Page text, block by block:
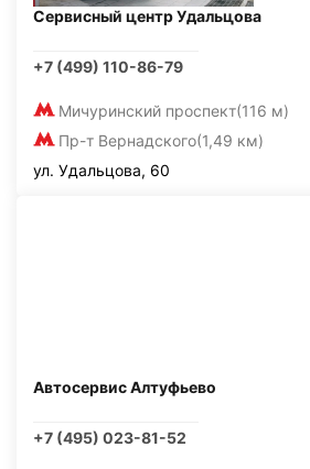
Сервисный центр Удальцова
+7 (499) 110-86-79
Мичуринский проспект(116 м)
Пр-т Вернадского(1,49 км)
ул. Удальцова, 60
Автосервис Алтуфьево
+7 (495) 023-81-52